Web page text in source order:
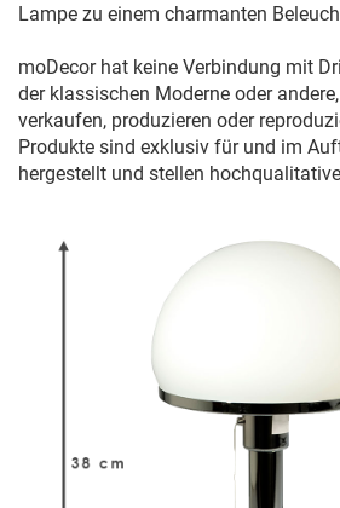
Lampe zu einem charmanten
moDecor hat keine Verbindung mit
der klassischen Moderne oder
verkaufen, produzieren oder
Produkte sind exklusiv für und im
hergestellt und stellen